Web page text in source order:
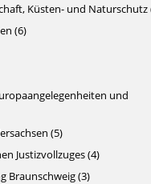
Küsten- und Naturschutz
(6)
und
(5)
Justizvollzuges (4)
Braunschweig (3)